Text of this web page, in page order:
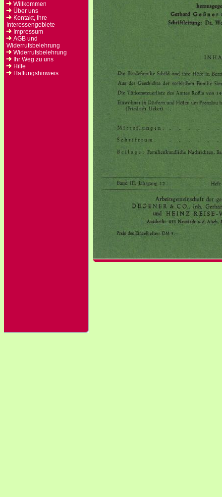
Willkommen
Über uns
Kontakt, Ihre
Interessengebiete
Impressum
AGB und
Widerrufsbelehrung
Widerrufsbelehrung
Ihr Weg zu uns
Hilfe
Haftungshinweis